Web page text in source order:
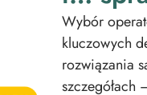
Wybór
kluczowych
rozwiązania